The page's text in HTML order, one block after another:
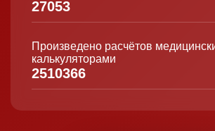
27053
Произведено расчётов
калькуляторами
2510366